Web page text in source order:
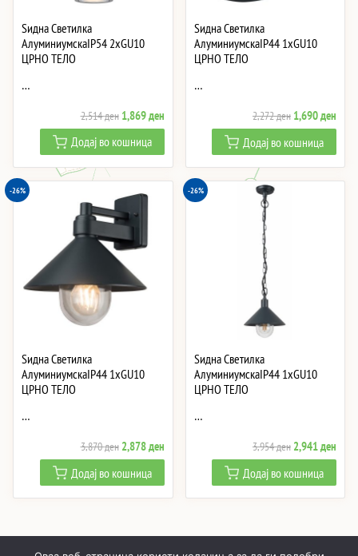
Ѕидна Светилка
АлуминиумскаIP54 2xGU10
ЦРНО ТЕЛО
…
2,514ден Original
price
was:
2,514 ден.
1,869денCurrent
price
is:
1,869 ден.
Додај во кошница
Ѕидна Светилка
АлуминиумскаIP44 1xGU10
ЦРНО ТЕЛО
…
2,272ден Original
price
was:
2,272 ден.
1,690ден
price
is:
Додај во кошница
-26%
Ѕидна Светилка
АлуминиумскаIP44 1xGU10
ЦРНО ТЕЛО
…
3,870ден Original
price
was:
3,870 ден.
2,878денCurrent
price
is:
2,878 ден.
Додај во кошница
-26%
Ѕидна Светилка
АлуминиумскаIP44 1xGU10
ЦРНО ТЕЛО
…
3,954ден Original
price
was:
3,954 ден.
2,941ден
price
is:
Додај во кошница